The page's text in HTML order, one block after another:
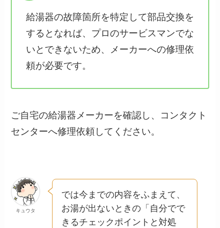
給湯器の故障箇所を特定して部品交換を
するとなれば、プロのサービスマンでな
いとできないため、メーカーへの修理依
頼が必要です。
ご自宅の給湯器メーカーを確認し、コンタクト
センターへ修理依頼してください。
キュウタ
では今までの内容をふまえて、
お湯が出ないときの「自分でで
きるチェックポイントと対処